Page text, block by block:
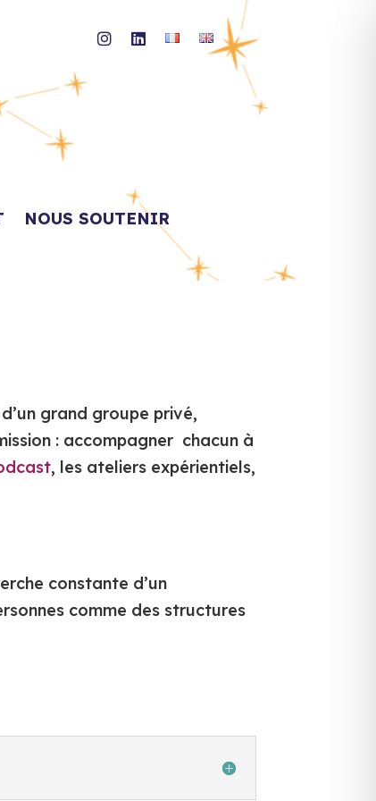
NOUS SOUTENIR
grand groupe privé,
: accompagner chacun à
, les ateliers expérientiels,
constante d’un
comme des structures